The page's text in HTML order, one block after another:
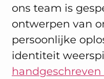
ons team is
ontwerpen van
persoonlijke
identiteit